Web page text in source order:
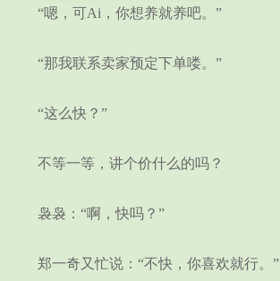
“嗯，可Ai，你想养就养吧。”
“那我联系卖家预定下单喽。”
“这么快？”
不等一等，讲个价什么的吗？
袅袅：“啊，快吗？”
郑一奇又忙说：“不快，你喜欢就行。”